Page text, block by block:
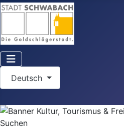
Deutsch
Suchen